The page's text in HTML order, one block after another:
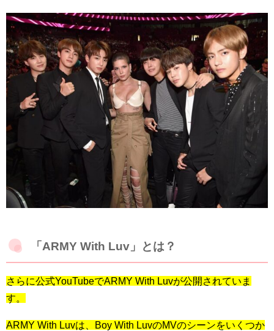
「ARMY With Luv」とは？
さらに公式YouTubeでARMY With Luvが公開されていま
す。
ARMY With Luvは、Boy With LuvのMVのシーンをいくつか